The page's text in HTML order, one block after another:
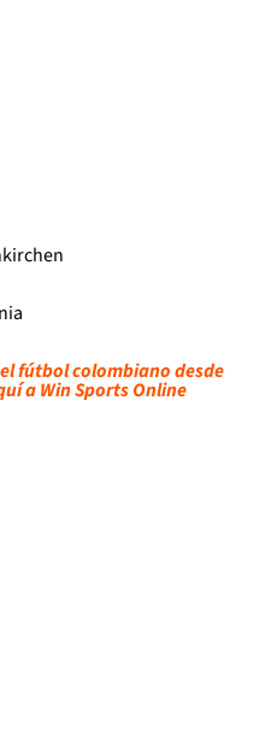
fútbol colombiano desde
a Win Sports Online